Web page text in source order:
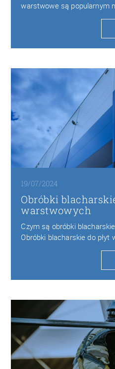
warstwowe są popularnym
w budownictwie w
19/07/2024
Obróbki
warstwowych
Czym są obróbki
Obróbki blacharskie do